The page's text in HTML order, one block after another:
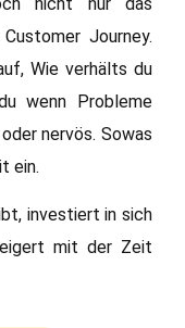
Journey.
Wie verhälts du
wenn Probleme
nervös. Sowas
ein.
investiert in sich
mit der Zeit